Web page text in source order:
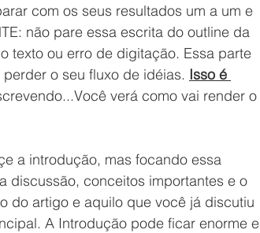
com os seus resultados um a um e
não pare essa escrita do outline da
texto ou erro de digitação. Essa parte
o seu fluxo de idéias. Isso é
verá como vai render o
a introdução, mas focando essa
discussão, conceitos importantes e o
do artigo e aquilo que você já discutiu
A Introdução pode ficar enorme e